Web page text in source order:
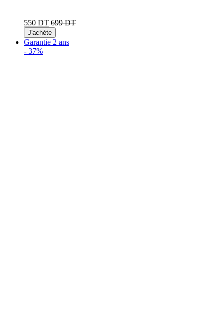
550 DT 699 DT
J'achète
Garantie 2 ans
- 37%